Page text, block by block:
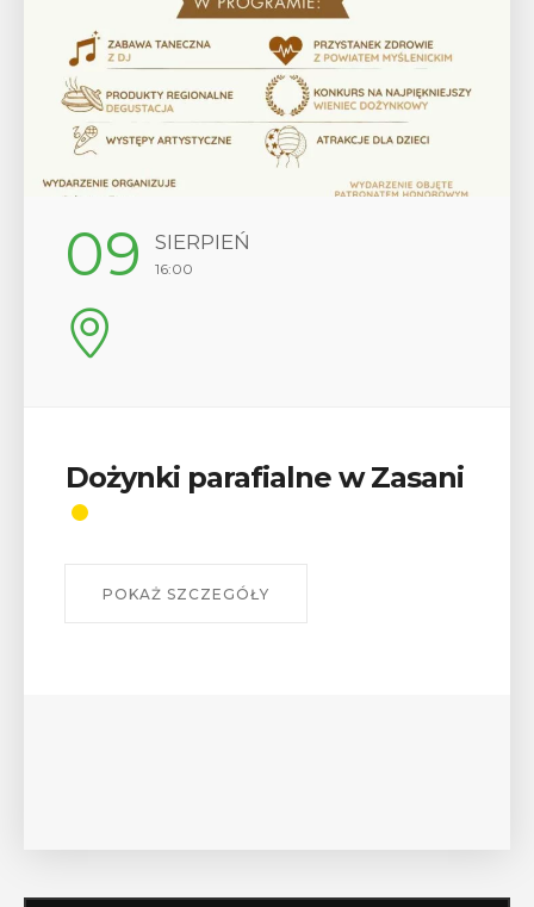
09 SIERPIEŃ
16:00
Dożynki parafialne w Zasani
POKAŻ SZCZEGÓŁY